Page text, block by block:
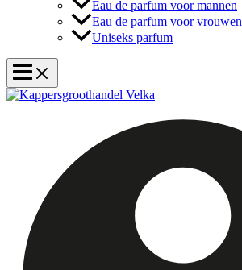
Eau de parfum voor mannen
Eau de parfum voor vrouwen
Uniseks parfum